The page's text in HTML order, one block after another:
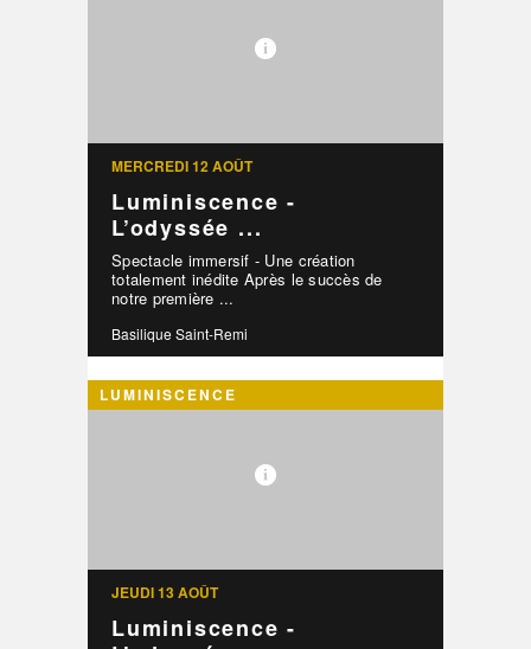
MERCREDI 12 AOÛT
Luminiscence -
L’odyssée ...
Spectacle immersif - Une création
totalement inédite Après le succès de
notre première ...
Basilique Saint-Remi
LUMINISCENCE
JEUDI 13 AOÛT
Luminiscence -